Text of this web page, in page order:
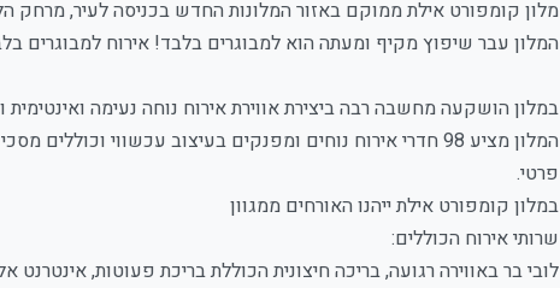
מלון קומפורט אילת ממוקם באזור המלונות החדש בכניסה לעיר, מרחק
המלון עבר שיפוץ מקיף ומעתה הוא למבוגרים בלבד! אירוח למבוגרים בלבד 18 +
במלון הושקעה מחשבה רבה ביצירת אווירת אירוח נוחה נעימה ואינטימית
פרטי.
במלון קומפורט אילת ייהנו האורחים ממגוון
שרותי אירוח הכוללים:
לובי בר באווירה רגועה, בריכה חיצונית הכוללת בריכת פעוטות,